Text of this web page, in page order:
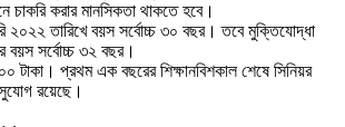
চাকরি করার মানসিকতা থাকতে হবে।
২০২২ তারিখে বয়স সর্বোচ্চ ৩০ বছর। তবে মুক্তিযোদ্ধা
বয়স সর্বোচ্চ ৩২ বছর।
টাকা। প্রথম এক বছরের শিক্ষানবিশকাল শেষে সিনিয়র
রয়েছে।